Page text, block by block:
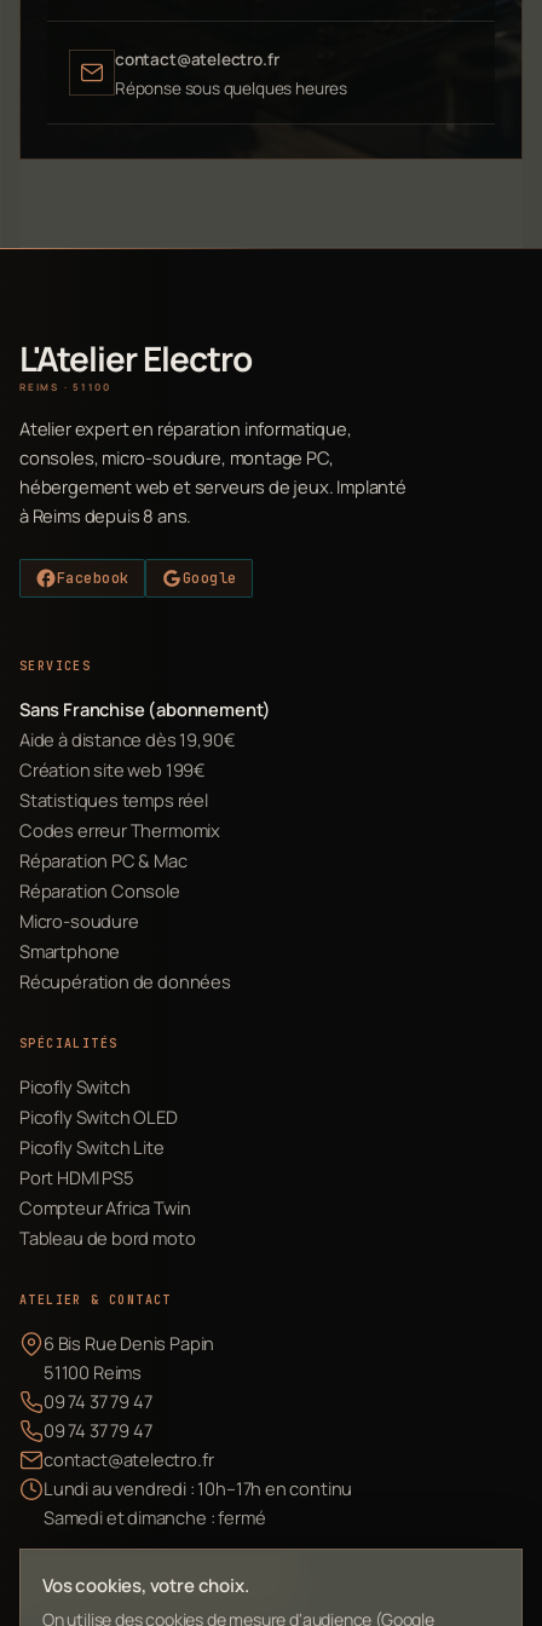
contact@atelectro.fr
Réponse sous quelques heures
L'Atelier Electro
REIMS · 51100
Atelier expert en réparation informatique,
consoles, micro-soudure, montage PC,
hébergement web et serveurs de jeux. Implanté
à Reims depuis 8 ans.
Facebook Google
SERVICES
Sans Franchise (abonnement)
Aide à distance dès 19,90€
Création site web 199€
Statistiques temps réel
Codes erreur Thermomix
Réparation PC & Mac
Réparation Console
Micro-soudure
Smartphone
Récupération de données
SPÉCIALITÉS
Picofly Switch
Picofly Switch OLED
Picofly Switch Lite
Port HDMI PS5
Compteur Africa Twin
Tableau de bord moto
ATELIER & CONTACT
6 Bis Rue Denis Papin
51100 Reims
09 74 37 79 47
09 74 37 79 47
contact@atelectro.fr
Lundi au vendredi : 10h–17h en continu
Samedi et dimanche : fermé
Envoyer mon matériel
Vos cookies, votre choix.
On utilise des cookies de mesure d'audience (Google